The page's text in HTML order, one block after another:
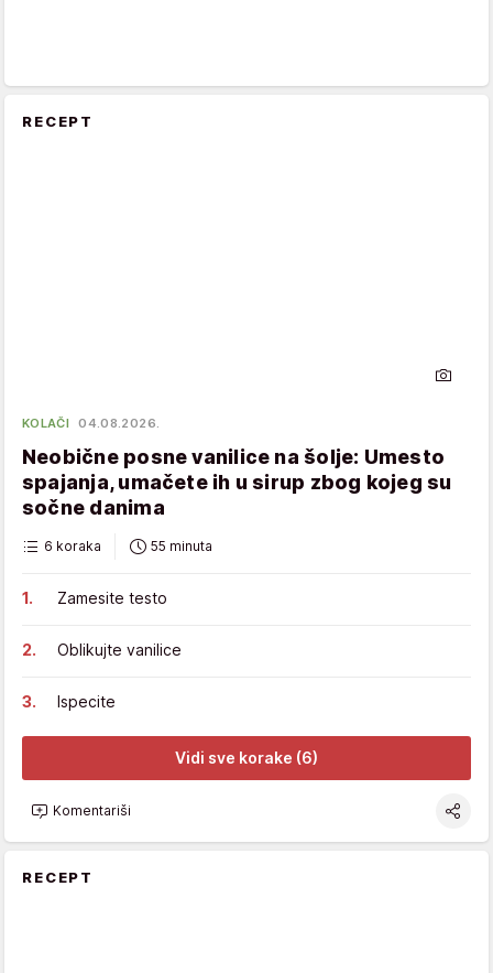
RECEPT
KOLAČI 04.08.2026.
Neobične posne vanilice na šolje: Umesto
spajanja, umačete ih u sirup zbog kojeg su
sočne danima
6 koraka 55 minuta
Zamesite testo
Oblikujte vanilice
Ispecite
Vidi sve korake (6)
Komentariši
RECEPT